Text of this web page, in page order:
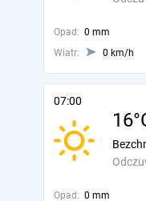
Opad: 0 mm
Wiatr:
0 km/h
07:00
Opad: 0 mm